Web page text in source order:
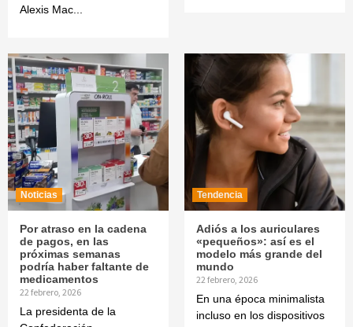
Alexis Mac...
Noticias
Por atraso en la cadena
de pagos, en las
próximas semanas
podría haber faltante de
medicamentos
22 febrero, 2026
La presidenta de la
Tendencia
Adiós a los auriculares
«pequeños»: así es el
modelo más grande del
mundo
22 febrero, 2026
En una época minimalista
incluso en los dispositivos